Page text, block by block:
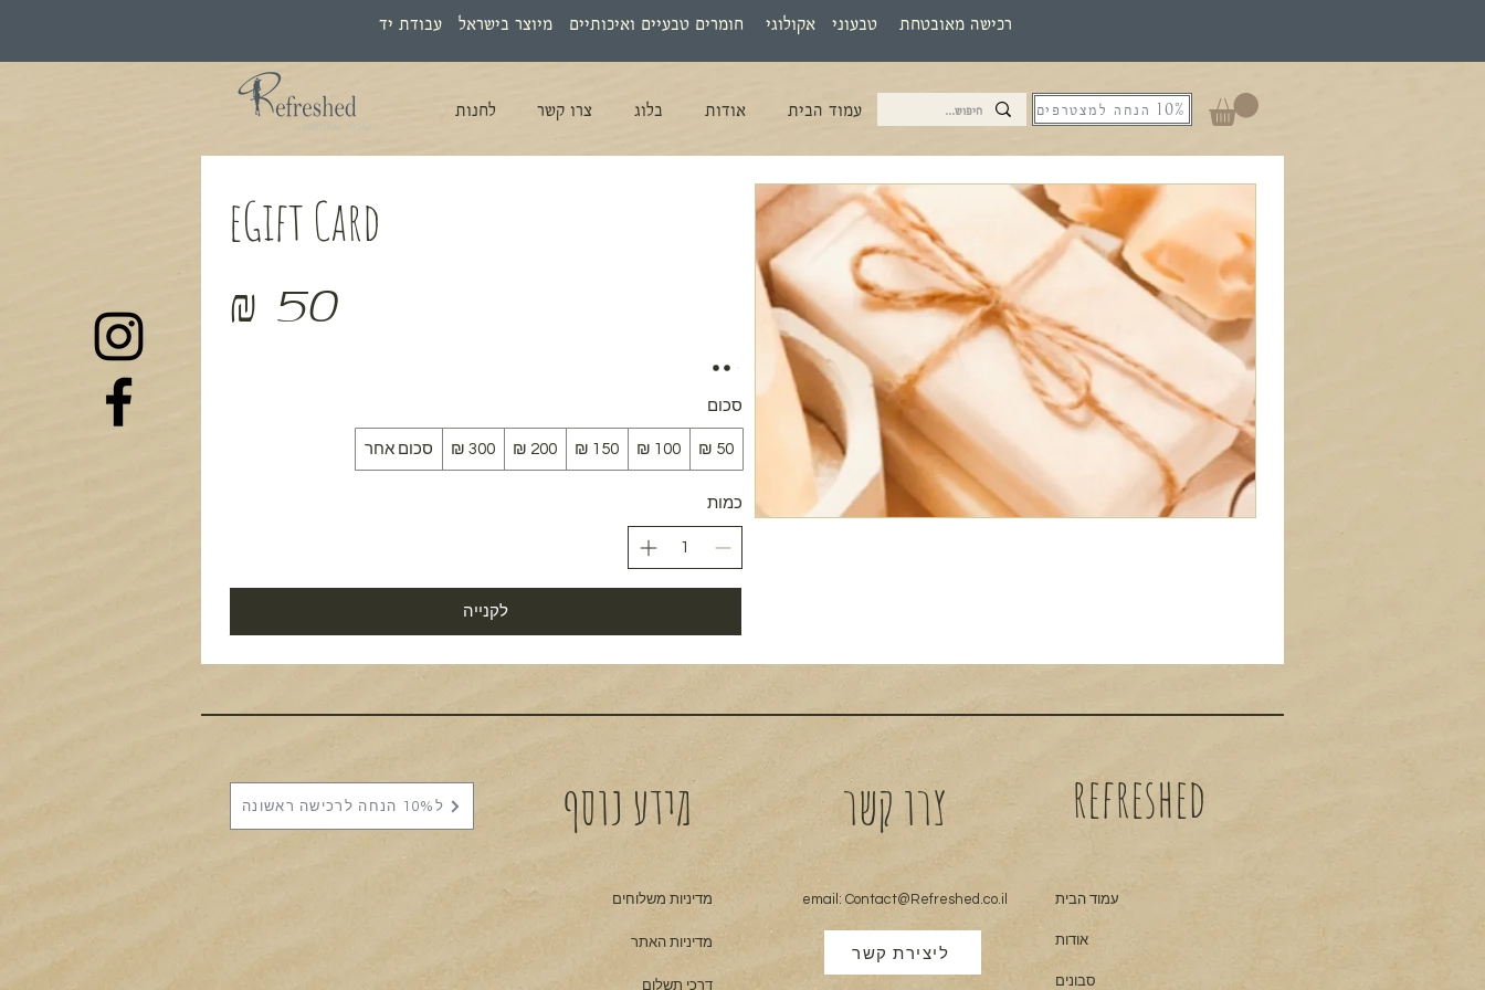
רכישה מאובטחת טבעוני אקולוגי חומרים טבעיים ואיכותיים מיוצר בישראל עבודת יד
עמוד הבית אודות בלוג צרו קשר לחנות 10% הנחה למצטרפים
eGift Card
סכום
סכום אחר
כמות
לקנייה
ל10% הנחה לרכישה ראשונה מידע נוסף
מדיניות משלוחים
מדיניות האתר
דרכי תשלום
צרו קשר
email: Contact@Refreshed.co.il
ליצירת קשר
refreshed
עמוד הבית
אודות
סבונים